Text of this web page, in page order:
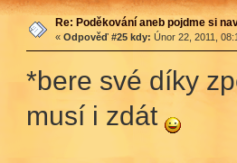
Re: Poděkování aneb pojdme si
« Odpověď #25 kdy: Únor 22, 2011,
*bere své díky
musí i zdát